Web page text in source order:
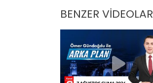
BENZER VİDEOLAR